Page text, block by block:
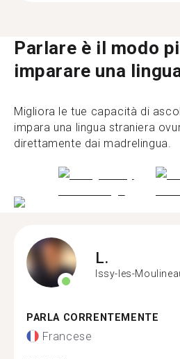
Parlare è il modo
imparare una
Migliora le tue capacità di
impara una lingua straniera
direttamente dai madrelingua.
L.
Issy-les-
PARLA CORRENTEMENTE
Francese